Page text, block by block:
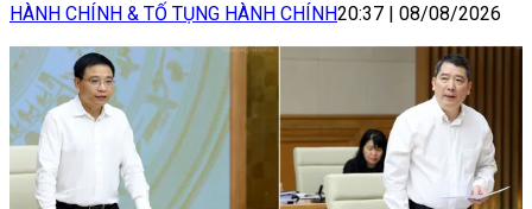
HÀNH CHÍNH & TỐ TỤNG HÀNH CHÍNH20:37 | 08/08/2026